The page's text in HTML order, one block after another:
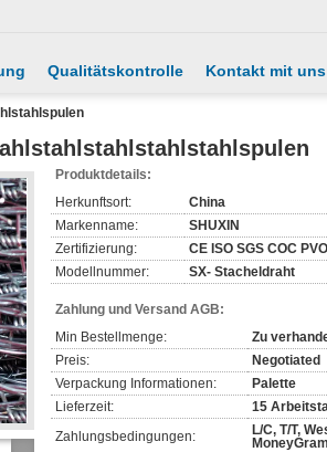
Qualitätskontrolle Kontakt mit uns
Produktdetails:
Herkunftsort:
China
Markenname:
SHUXIN
Zertifizierung:
CE ISO SGS COC
Modellnummer:
SX- Stacheldraht
Zahlung und Versand AGB:
Min Bestellmenge:
Zu
Preis:
Negotiated
Verpackung Informationen:
Palette
Lieferzeit:
15
Zahlungsbedingungen:
L/C, T/T,
MoneyGram